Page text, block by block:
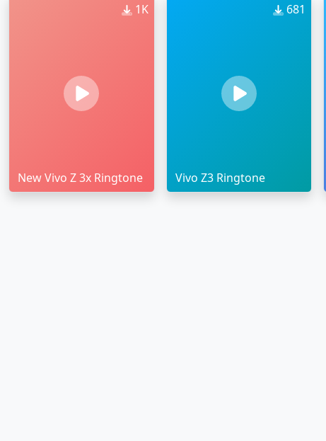
1K
New Vivo Z 3x Ringtone
681
Vivo Z3 Ringtone